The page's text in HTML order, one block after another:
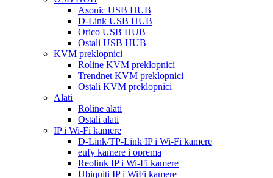
Asonic USB HUB
D-Link USB HUB
Orico USB HUB
Ostali USB HUB
KVM preklopnici
Roline KVM preklopnici
Trendnet KVM preklopnici
Ostali KVM preklopnici
Alati
Roline alati
Ostali alati
IP i Wi-Fi kamere
D-Link/TP-Link IP i Wi-Fi kamere
eufy kamere i oprema
Reolink IP i Wi-Fi kamere
Ubiquiti IP i WiFi kamere